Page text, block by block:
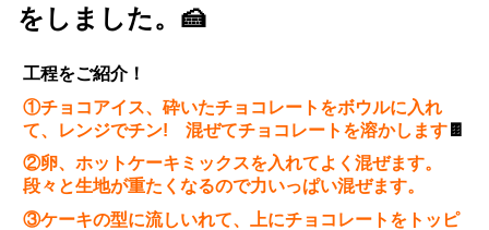
をしました。 🍰
工程をご紹介！
①チョコアイス、砕いたチョコレートをボウルに入れ
て、レンジでチン! 混ぜてチョコレートを溶かします🍫
②卵、ホットケーキミックスを入れてよく混ぜます。
段々と生地が重たくなるので力いっぱい混ぜます。
③ケーキの型に流しいれて、上にチョコレートをトッピ